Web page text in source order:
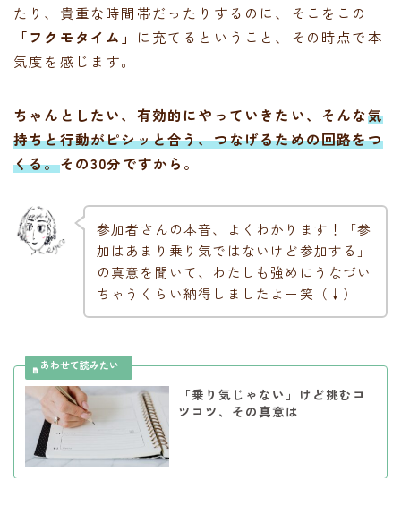
たり、貴重な時間帯だったりするのに、そこをこの
「フクモタイム」
に充てるということ、その時点で本
気度を感じます。
ちゃんとしたい、有効的にやっていきたい、そんな気
持ちと行動がピシッと合う、つなげるための回路をつ
くる。その30分ですから。
参加者さんの本音、よくわかります！「参
加はあまり乗り気ではないけど参加する」
の真意を聞いて、わたしも強めにうなづい
ちゃうくらい納得しましたよー笑（↓）
「乗り気じゃない」けど挑むコ
ツコツ、その真意は